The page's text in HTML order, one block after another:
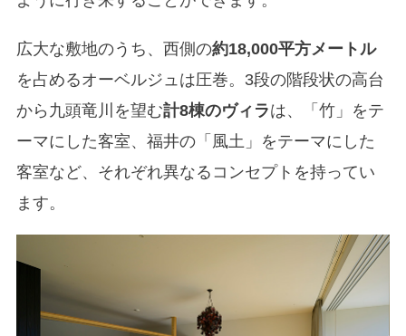
広大な敷地のうち、西側の約18,000平方メートル
を占めるオーベルジュは圧巻。3段の階段状の高台
から九頭竜川を望む計8棟のヴィラは、「竹」をテ
ーマにした客室、福井の「風土」をテーマにした
客室など、それぞれ異なるコンセプトを持ってい
ます。